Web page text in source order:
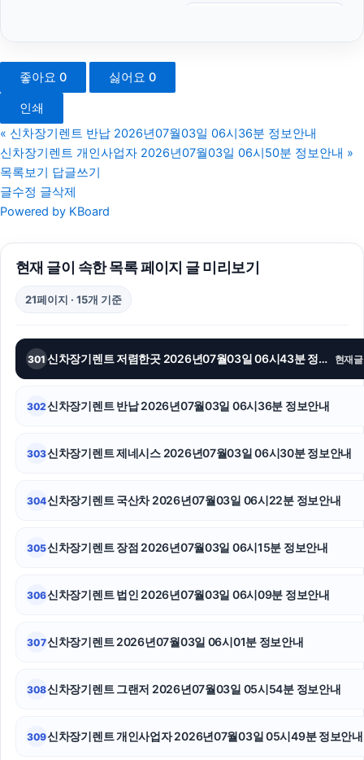
폰테크
트립닷컴 할인코드
용인학교폭력변호사
김포공항주차대행
서울이혼전문변호사
이혼전문변호사
창원이혼전문변호사
광고대행사
인천형사전문변호사
좋아요 0 싫어요 0
인쇄
« 신차장기렌트 반납 2026년07월03일 06시36분 정보안내
신차장기렌트 개인사업자 2026년07월03일 06시50분 정보안내 »
목록보기 답글쓰기
글수정 글삭제
Powered by KBoard
현재 글이 속한 목록 페이지 글 미리보기
21페이지 · 15개 기준
301 신차장기렌트 저렴한곳 2026년07월03일 06시43분 정보안내 현재글
302신차장기렌트 반납 2026년07월03일 06시36분 정보안내
303신차장기렌트 제네시스 2026년07월03일 06시30분 정보안내
304신차장기렌트 국산차 2026년07월03일 06시22분 정보안내
305신차장기렌트 장점 2026년07월03일 06시15분 정보안내
306신차장기렌트 법인 2026년07월03일 06시09분 정보안내
307신차장기렌트 2026년07월03일 06시01분 정보안내
308신차장기렌트 그랜저 2026년07월03일 05시54분 정보안내
309신차장기렌트 개인사업자 2026년07월03일 05시49분 정보안내